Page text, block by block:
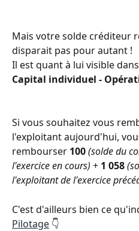
Mais votre solde créditeur
disparait pas pour autant !
Il est quant à lui visible
Capital individuel -
Si vous souhaitez vous
l'exploitant aujourd'hui,
rembourser 100(solde du
l'exercice en cours) + 1 058
l'exploitant de l'exercice
C'est d'ailleurs bien ce
Pilotage 👇